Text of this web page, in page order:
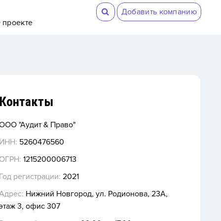
Добавить компанию
"Аудит & Право"
5260476560
1215200006713
регистрации: 2021
Нижний Новгород, ул. Родионова, 23А,
3, офис 307